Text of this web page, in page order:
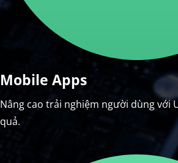
Mobile Apps
Nâng cao trải nghiệm người dùng với
quả.